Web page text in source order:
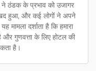
ने ठंडक के प्रभाव को उजागर
हुआ, और कई लोगों ने अपने
मामला दर्शाता है कि हमारा
गुणवत्ता के लिए होटल की
है।